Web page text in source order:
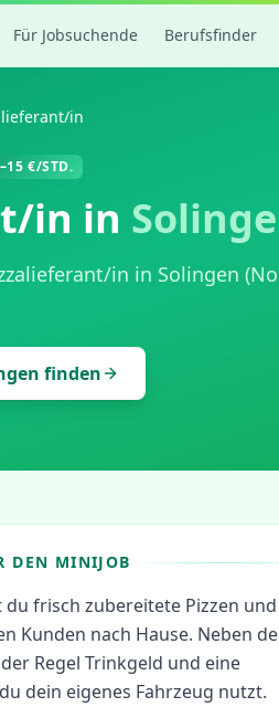
Für Jobsuchende Berufsfinder
in
–15 €/STD.
in in
in in Solingen (
finden
DEN MINIJOB
frisch zubereitete Pizzen und
Kunden nach Hause. Neben
Regel Trinkgeld und eine
dein eigenes Fahrzeug nutzt.